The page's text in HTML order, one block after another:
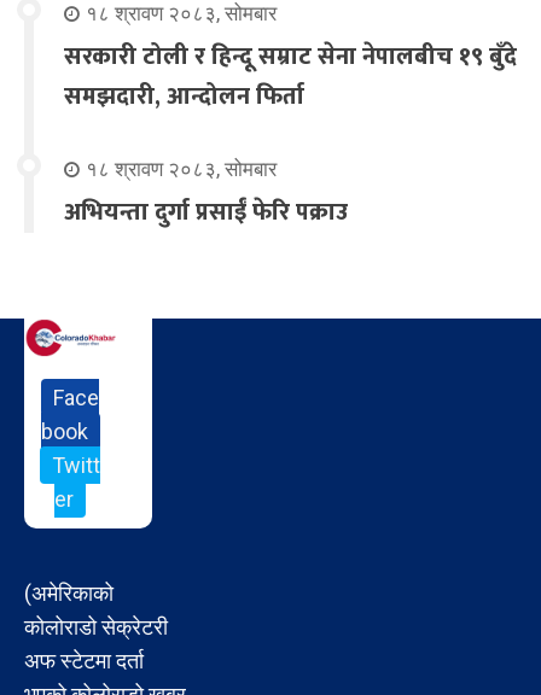
१८ श्रावण २०८३, सोमबार
सरकारी टोली र हिन्दू सम्राट सेना नेपालबीच १९ बुँदे
समझदारी, आन्दोलन फिर्ता
१८ श्रावण २०८३, सोमबार
अभियन्ता दुर्गा प्रसाईं फेरि पक्राउ
Face
book
Twitt
er
(अमेरिकाको
कोलोराडो सेक्रेटरी
अफ स्टेटमा दर्ता